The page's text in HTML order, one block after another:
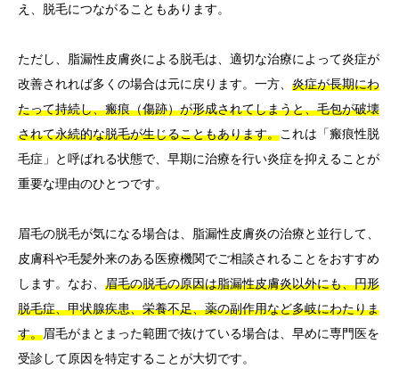
え、脱毛につながることもあります。
ただし、脂漏性皮膚炎による脱毛は、適切な治療によって炎症が
改善されれば多くの場合は元に戻ります。一方、 炎症が長期にわ
たって持続し、瘢痕（傷跡）が形成されてしまうと、毛包が破壊
されて永続的な脱毛が生じることもあります。これは「瘢痕性脱
毛症」と呼ばれる状態で、早期に治療を行い炎症を抑えることが
重要な理由のひとつです。
眉毛の脱毛が気になる場合は、脂漏性皮膚炎の治療と並行して、
皮膚科や毛髪外来のある医療機関でご相談されることをおすすめ
します。なお、 眉毛の脱毛の原因は脂漏性皮膚炎以外にも、円形
脱毛症、甲状腺疾患、栄養不足、薬の副作用など多岐にわたりま
す。眉毛がまとまった範囲で抜けている場合は、早めに専門医を
受診して原因を特定することが大切です。